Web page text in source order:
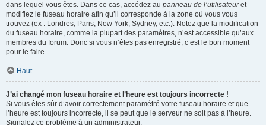
dans lequel vous êtes. Dans ce cas, accédez au panneau de l’utilisateuret
modifiez le fuseau horaire afin qu’il corresponde à la zone où vous vous
trouvez (ex : Londres, Paris, New York, Sydney, etc.). Notez que la modification
du fuseau horaire, comme la plupart des paramètres, n’est accessible qu’aux
membres du forum. Donc si vous n’êtes pas enregistré, c’est le bon moment
pour le faire.
Haut
J’ai changé mon fuseau horaire et l’heure est toujours incorrecte !
Si vous êtes sûr d’avoir correctement paramétré votre fuseau horaire et que
l’heure est toujours incorrecte, il se peut que le serveur ne soit pas à l’heure.
Signalez ce problème à un administrateur.